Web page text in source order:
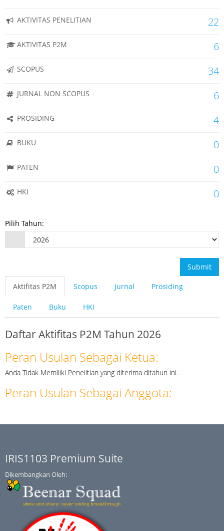
AKTIVITAS PENELITIAN 22
AKTIVITAS P2M 6
SCOPUS 34
JURNAL NON SCOPUS 6
PROSIDING 4
BUKU 0
PATEN 0
HKI 0
Pilih Tahun:
Submit
Aktifitas P2M Scopus Jurnal Prosiding
Paten Buku HKI
Daftar Aktifitas P2M Tahun 2026
Peran Usulan Sebagai Ketua:
Anda Tidak Memiliki Penelitian yang diterima ditahun ini.
Peran Usulan Sebagai Anggota:
IRIS1103 Premium Suite
Dikembangkan Oleh: